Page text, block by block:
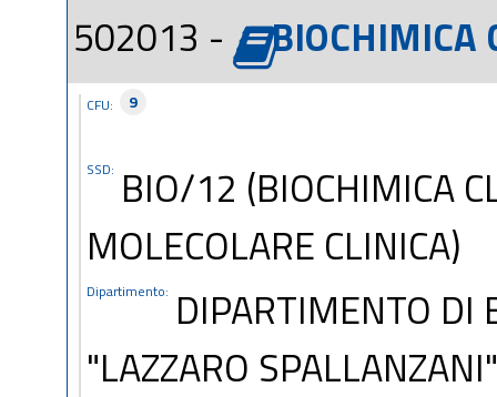
502013 -
BIOCHIMICA
CFU: 9
SSD: BIO/12 (BIOCHIMICA
MOLECOLARE CLINICA)
Dipartimento: DIPARTIMENTO DI
"LAZZARO SPALLANZANI"